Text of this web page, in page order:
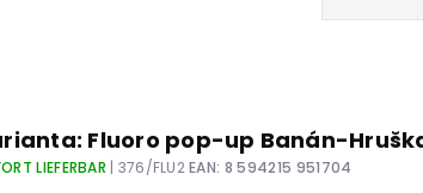
Fluoro pop-up Banán-
LIEFERBAR | 376/FLU2EAN: 8 594215 951704